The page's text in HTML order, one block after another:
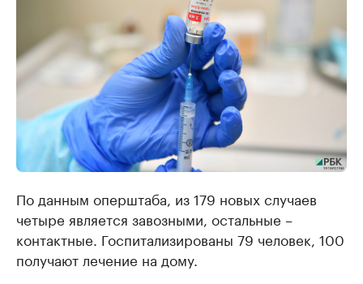
По данным оперштаба, из 179 новых случаев
четыре является завозными, остальные –
контактные. Госпитализированы 79 человек, 100
получают лечение на дому.